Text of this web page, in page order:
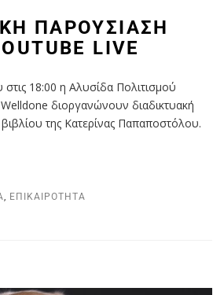
ΠΑΡΟΥΣΙΑΣΗ
LIVE
18:00 η Αλυσίδα Πολιτισμού
Welldone διοργανώνουν διαδικτυακή
της Κατερίνας Παπαποστόλου.
, ΕΠΙΚΑΙΡΌΤΗΤΑ